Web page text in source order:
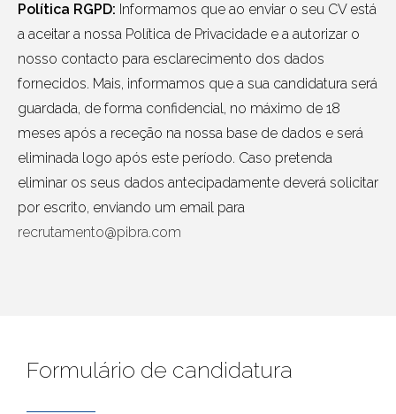
Política RGPD: Informamos que ao enviar o seu CV está
a aceitar a nossa Política de Privacidade e a autorizar o
nosso contacto para esclarecimento dos dados
fornecidos. Mais, informamos que a sua candidatura será
guardada, de forma confidencial, no máximo de 18
meses após a receção na nossa base de dados e será
eliminada logo após este período. Caso pretenda
eliminar os seus dados antecipadamente deverá solicitar
por escrito, enviando um email para
recrutamento@pibra.com
Formulário de candidatura